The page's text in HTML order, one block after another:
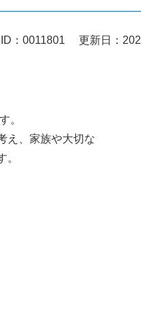
：0011801 更新日：
。
え、家族や大切な
。